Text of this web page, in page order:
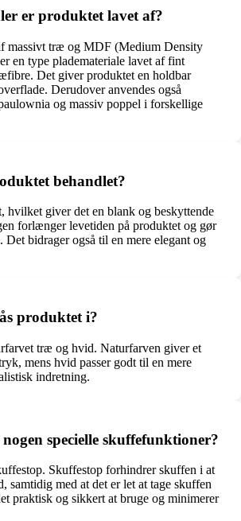
er produktet lavet af?
massivt træ og MDF (Medium Density
en type plademateriale lavet af fint
Det giver produktet en holdbar
Derudover anvendes også
og massiv poppel i forskellige
behandlet?
hvilket giver det en blank og beskyttende
forlænger levetiden på produktet og gør
Det bidrager også til en mere elegant og
produktet i?
træ og hvid. Naturfarven giver et
mens hvid passer godt til en mere
indretning.
specielle skuffefunktioner?
Skuffestop forhindrer skuffen i at
samtidig med at det er let at tage skuffen
praktisk og sikkert at bruge og minimerer